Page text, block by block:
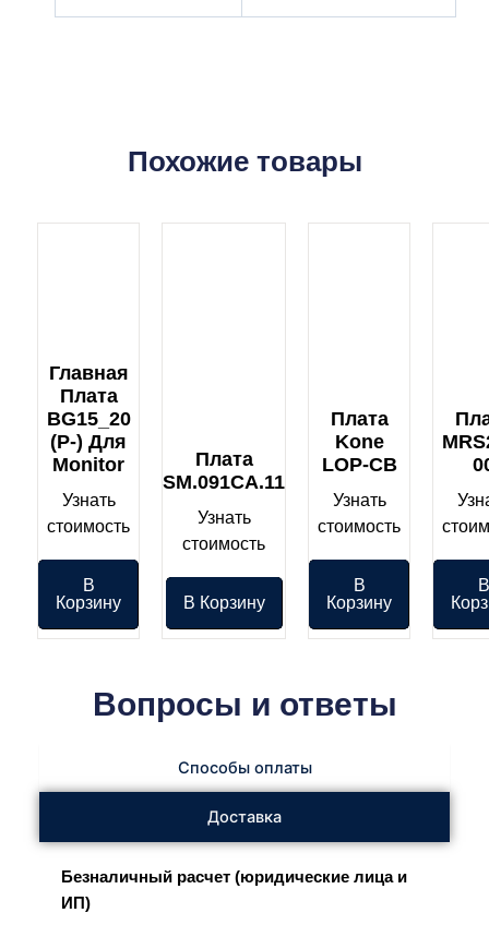
Похожие товары
Главная
Плата
BG15_20
(P-) Для
Monitor
Узнать
стоимость
В
Корзину
Плата
SM.091CA.11
Узнать
стоимость
В Корзину
Плата
Kone
LOP-CB
Узнать
стоимость
В
Корзину
В
Вопросы и ответы
Способы оплаты
Доставка
Безналичный расчет (юридические лица и
ИП)